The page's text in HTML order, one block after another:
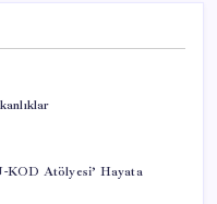
KOD Atölyesi’ Hayata